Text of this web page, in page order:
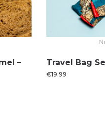
–
Travel Bag
€19.99